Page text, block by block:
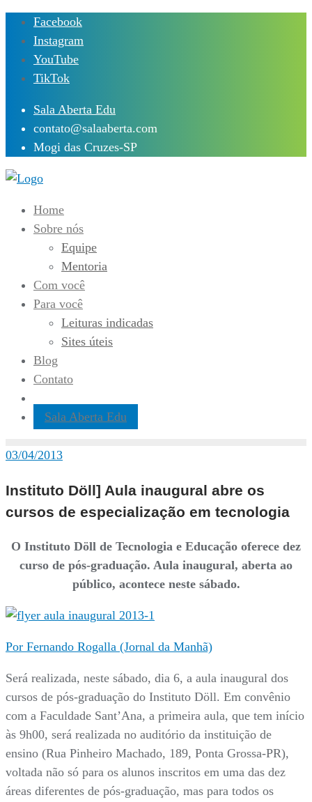
Skip
content
Facebook
Instagram
YouTube
TikTok
Sala Aberta Edu
contato@salaaberta.com
Mogi das Cruzes-SP
Home
Sobre nós
Equipe
Mentoria
Com você
Para você
Leituras indicadas
Sites úteis
Blog
Contato
Sala Aberta Edu
03/04/2013
Instituto Döll] Aula inaugural abre os
cursos de especialização em tecnologia
O Instituto Döll de Tecnologia e Educação oferece dez
curso de pós-graduação. Aula inaugural, aberta ao
público, acontece neste sábado.
Por Fernando Rogalla (Jornal da Manhã)
Será realizada, neste sábado, dia 6, a aula inaugural dos
cursos de pós-graduação do Instituto Döll. Em convênio
com a Faculdade Sant’Ana, a primeira aula, que tem início
às 9h00, será realizada no auditório da instituição de
ensino (Rua Pinheiro Machado, 189, Ponta Grossa-PR),
voltada não só para os alunos inscritos em uma das dez
áreas diferentes de pós-graduação, mas para todos os